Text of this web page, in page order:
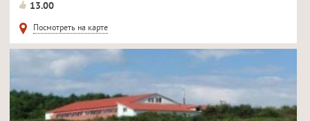
13.00
Посмотреть на карте